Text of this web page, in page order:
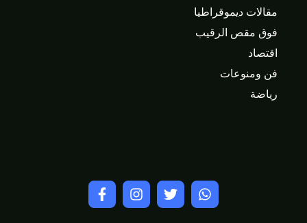
مقالات ديموقراطيا
فوق مقص الرقيب
اقتصاد
فن ومنوعات
رياضة